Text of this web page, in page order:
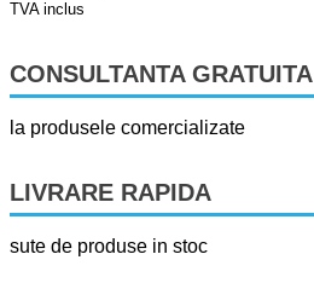
TVA inclus
CONSULTANTA GRATUITA
la produsele comercializate
LIVRARE RAPIDA
sute de produse in stoc